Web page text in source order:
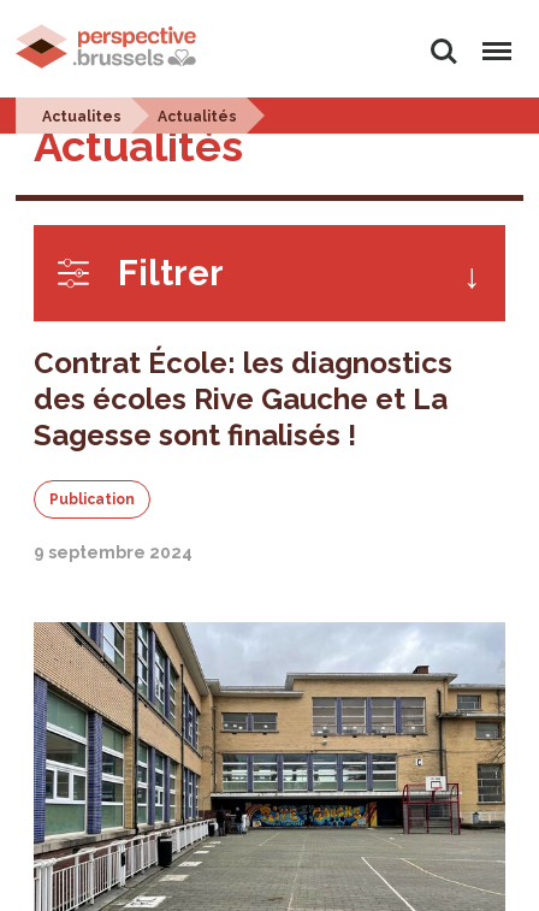
Rechercher
Menu
Actualites Actualités
Actualités
Filtrer
Contrat École: les diagnostics
des écoles Rive Gauche et La
Sagesse sont finalisés !
Publication
9 septembre 2024